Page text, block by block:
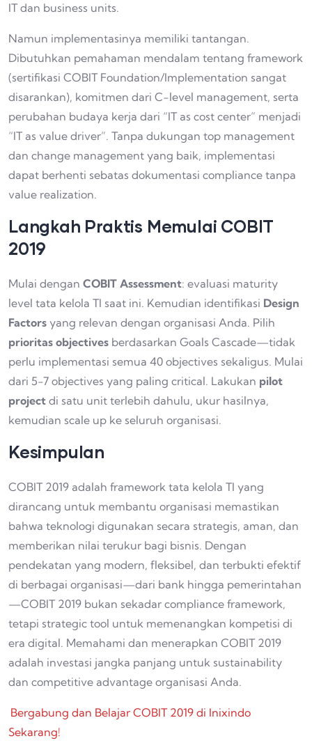
IT dan business units.
Namun implementasinya memiliki tantangan.
Dibutuhkan pemahaman mendalam tentang framework
(sertifikasi COBIT Foundation/Implementation sangat
disarankan), komitmen dari C-level management, serta
perubahan budaya kerja dari “IT as cost center” menjadi
“IT as value driver”. Tanpa dukungan top management
dan change management yang baik, implementasi
dapat berhenti sebatas dokumentasi compliance tanpa
value realization.
Langkah Praktis Memulai COBIT
2019
Mulai dengan COBIT Assessment: evaluasi maturity
level tata kelola TI saat ini. Kemudian identifikasi Design
Factors yang relevan dengan organisasi Anda. Pilih
prioritas objectives berdasarkan Goals Cascade—tidak
perlu implementasi semua 40 objectives sekaligus. Mulai
dari 5-7 objectives yang paling critical. Lakukan pilot
project di satu unit terlebih dahulu, ukur hasilnya,
kemudian scale up ke seluruh organisasi.
Kesimpulan
COBIT 2019 adalah framework tata kelola TI yang
dirancang untuk membantu organisasi memastikan
bahwa teknologi digunakan secara strategis, aman, dan
memberikan nilai terukur bagi bisnis. Dengan
pendekatan yang modern, fleksibel, dan terbukti efektif
di berbagai organisasi—dari bank hingga pemerintahan
—COBIT 2019 bukan sekadar compliance framework,
tetapi strategic tool untuk memenangkan kompetisi di
era digital. Memahami dan menerapkan COBIT 2019
adalah investasi jangka panjang untuk sustainability
dan competitive advantage organisasi Anda.
Bergabung dan Belajar COBIT 2019 di Inixindo
Sekarang!